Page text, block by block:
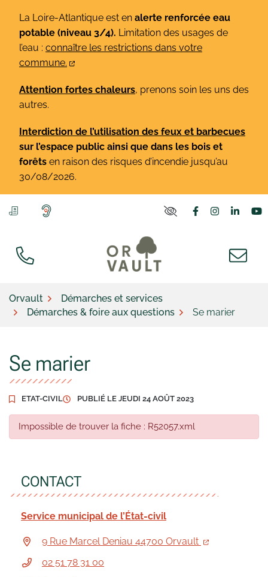
contenu
La Loire-Atlantique est en alerte renforcée eau
potable (niveau 3/4). Limitation des usages de
l’eau : connaître les restrictions dans votre
commune.
Attention fortes chaleurs, prenons soin les uns des
autres.
Interdiction de l’utilisation des feux et barbecues
sur l’espace public ainsi que dans les bois et
forêts en raison des risques d’incendie jusqu’au
30/08/2026.
Lien vers le
Lien vers
Lien
Orvault
Démarches et services
Démarches & foire aux questions
Se marier
Se marier
ETAT-CIVIL PUBLIÉ LE JEUDI 24 AOÛT 2023
Impossible de trouver la fiche : R52057.xml
CONTACT
Service municipal de l’État-civil
9 Rue Marcel Deniau 44700 Orvault
02 51 78 31 00